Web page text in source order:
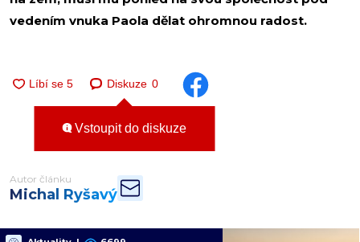
vedením vnuka Paola dělat ohromnou radost.
Diskuze 0
Vstoupit do diskuze
Autor článku
Michal Ryšavý